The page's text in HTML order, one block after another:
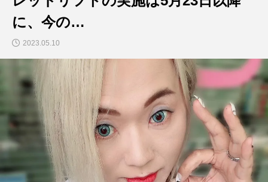
に、今の…
2023.05.10